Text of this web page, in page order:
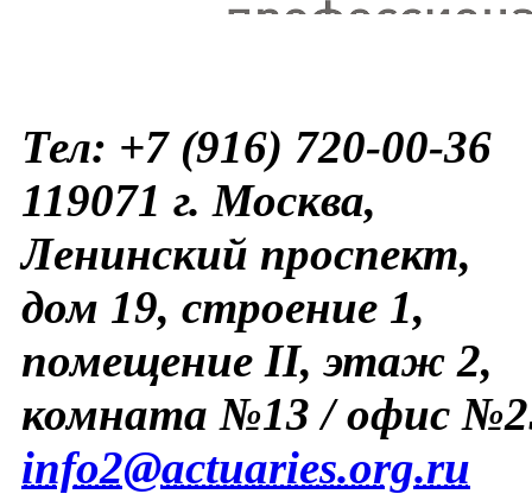
Тел: +7 (916) 720-00-36
119071 г. Москва,
Ленинский проспект,
дом 19, строение 1,
помещение II, этаж 2,
комната №13 / офис
info2@actuaries.org.ru